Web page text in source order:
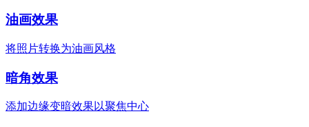
油画效果
将照片转换为油画风格
暗角效果
添加边缘变暗效果以聚焦中心